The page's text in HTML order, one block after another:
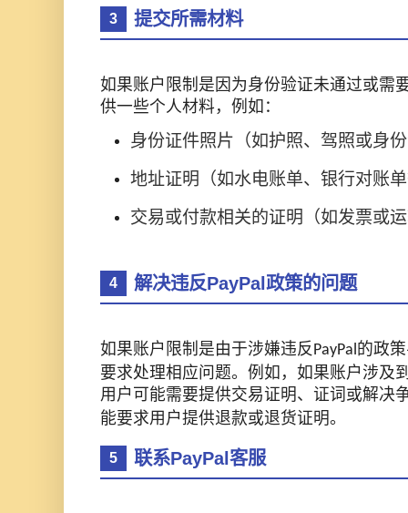
3 提交所需材料
如果账户限制是因为身份验证未通过或需
供一些个人材料，例如：
身份证件照片（如护照、驾照或身
地址证明（如水电账单、银行对账
交易或付款相关的证明（如发票或
4 解决违反PayPal政策的问题
如果账户限制是由于涉嫌违反 PayPal 的政
要求处理相应问题。例如，如果账户涉及
用户可能需要提供交易证明、证词或解决
能要求用户提供退款或退货证明。
5 联系PayPal客服